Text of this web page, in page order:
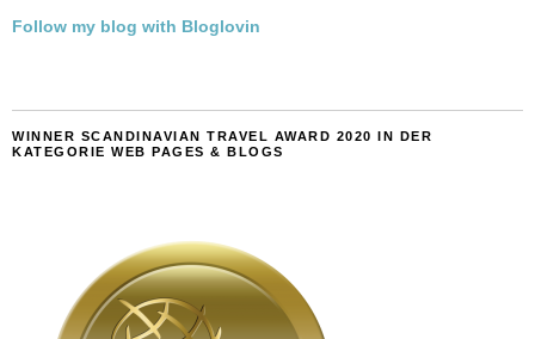
Follow my blog with Bloglovin
WINNER SCANDINAVIAN TRAVEL AWARD 2020 IN DER
KATEGORIE WEB PAGES & BLOGS